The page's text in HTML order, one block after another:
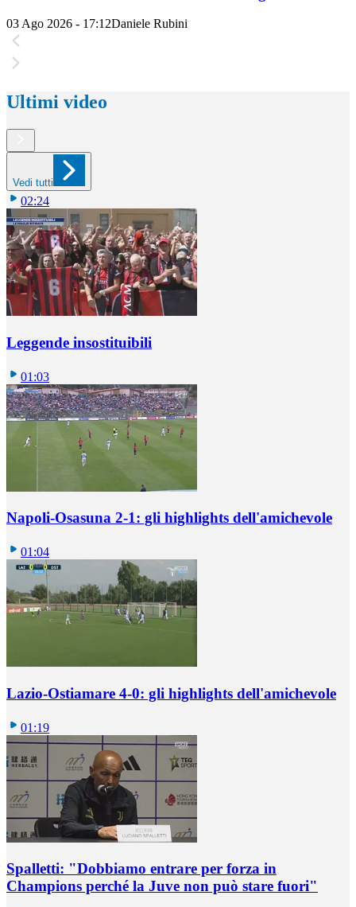
03 Ago 2026 - 17:12Daniele Rubini
Ultimi video
Vedi tutti
02:24
Leggende insostituibili
01:03
Napoli-Osasuna 2-1: gli highlights dell'amichevole
01:04
Lazio-Ostiamare 4-0: gli highlights dell'amichevole
01:19
Spalletti: "Dobbiamo entrare per forza in
Champions perché la Juve non può stare fuori"